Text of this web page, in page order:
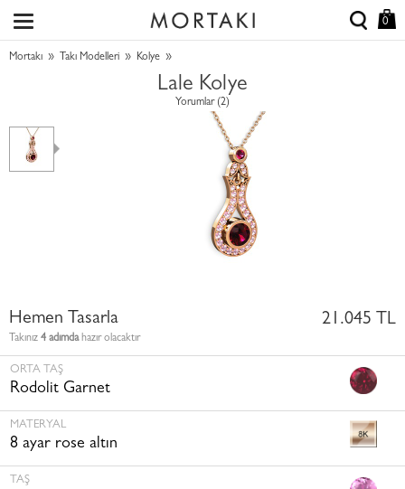
0
Mortakı » Takı Modelleri » Kolye »
Lale Kolye
Yorumlar (2)
Hemen Tasarla
Takınız 4 adımdahazır olacaktır
21.045 TL
ORTA TAŞ
Rodolit Garnet
MATERYAL
8 ayar rose altın
TAŞ